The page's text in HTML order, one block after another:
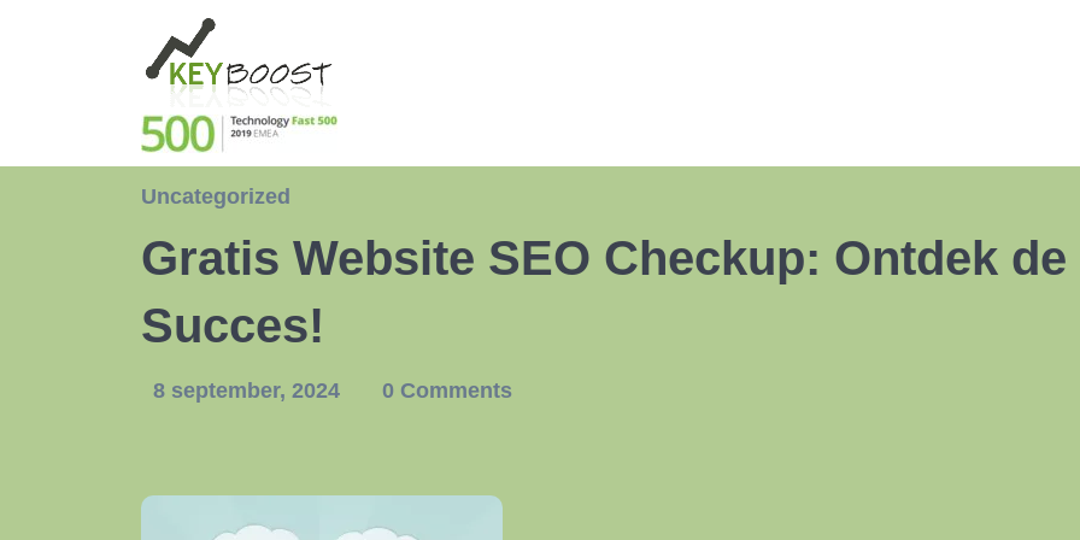
Uncategorized
Gratis Website SEO Checkup: Ontdek
Succes!
8 september, 2024 0 Comments